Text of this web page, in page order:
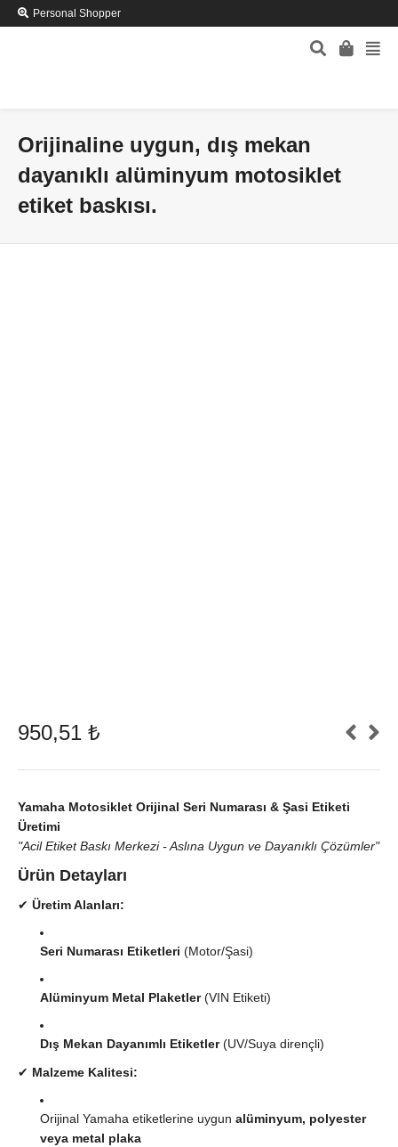
Personal Shopper
Orijinaline uygun, dış mekan
dayanıklı alüminyum motosiklet
etiket baskısı.
950,51 ₺
Yamaha Motosiklet Orijinal Seri Numarası & Şasi Etiketi
Üretimi
"Acil Etiket Baskı Merkezi - Aslına Uygun ve Dayanıklı Çözümler"
Ürün Detayları
✔ Üretim Alanları:
Seri Numarası Etiketleri (Motor/Şasi)
Alüminyum Metal Plaketler(VIN Etiketi)
Dış Mekan Dayanımlı Etiketler(UV/Suya dirençli)
✔ Malzeme Kalitesi:
Orijinal Yamaha etiketlerine uygun alüminyum, polyester
veya metal plaka